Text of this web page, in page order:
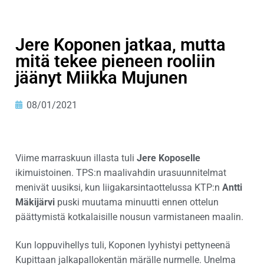
Jere Koponen jatkaa, mutta
mitä tekee pieneen rooliin
jäänyt Miikka Mujunen
08/01/2021
Viime marraskuun illasta tuli Jere Koposelle
ikimuistoinen. TPS:n maalivahdin urasuunnitelmat
menivät uusiksi, kun liigakarsintaottelussa KTP:n Antti
Mäkijärvi puski muutama minuutti ennen ottelun
päättymistä kotkalaisille nousun varmistaneen maalin.
Kun loppuvihellys tuli, Koponen lyyhistyi pettyneenä
Kupittaan jalkapallokentän märälle nurmelle. Unelma